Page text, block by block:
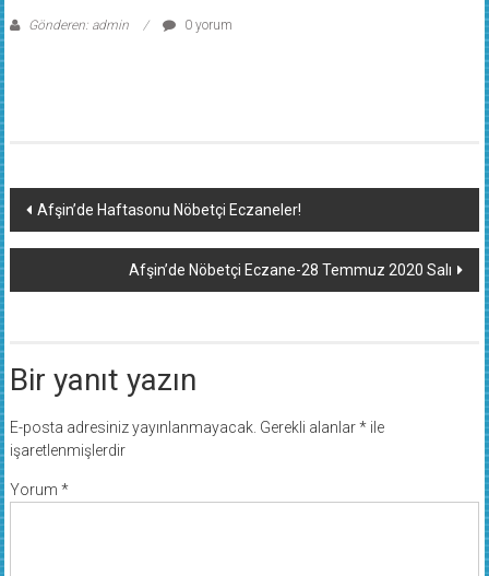
Gönderen: admin 0 yorum
Yazı
dolaşımı
Afşin’de Haftasonu Nöbetçi Eczaneler!
Afşin’de Nöbetçi Eczane-28 Temmuz 2020 Salı
Bir yanıt yazın
E-posta adresiniz yayınlanmayacak. Gerekli alanlar*ile
işaretlenmişlerdir
Yorum *